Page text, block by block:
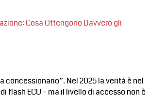
Cosa Ottengono Davvero gli
Nel 2025 la verità è nel
ECU – ma il livello di accesso non è